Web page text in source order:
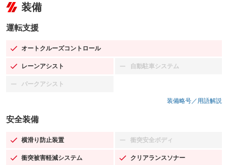
装備
運転支援
オートクルーズコントロール
：装備あり
レーンアシスト
：装備あり 自動駐車システム
：装備なし
パークアシスト
：装備なし
装備略号／用語解説
安全装備
横滑り防止装置
：装備あり 衝突安全ボディ
：装備なし
衝突被害軽減システム
：装備あり クリアランスソナー
：装備あり